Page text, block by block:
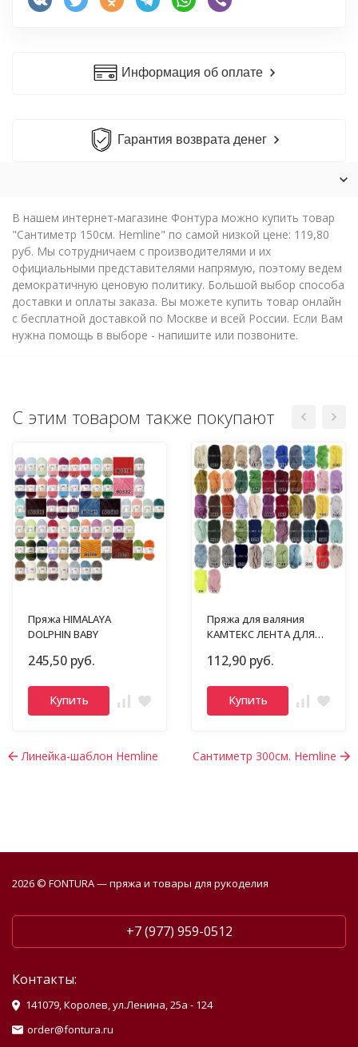
Информация об оплате
Гарантия возврата денег
В нашем интернет-магазине Фонтура можно купить товар
"Сантиметр 150см. Hemline" по самой низкой цене: 119,80
руб. Мы сотрудничаем с производителями и их
официальными представителями напрямую, поэтому ведем
демократичную ценовую политику. Большой выбор способа
доставки и оплаты заказа. Вы можете купить товар онлайн
с бесплатной доставкой по Москве и всей России. Если Вам
нужна помощь в выборе - напишите или позвоните.
С этим товаром также покупают
Пряжа HIMALAYA
DOLPHIN BABY
245,50 руб.
Купить
Пряжа для валяния
КАМТЕКС ЛЕНТА ДЛЯ
112,90 руб.
Купить
Линейка-шаблон Hemline Сантиметр 300см. Hemline
2026 © FONTURA — пряжа и товары для рукоделия
+7 (977) 959-0512
Контакты:
141079, Королев, ул.Ленина, 25а - 124
order@fontura.ru